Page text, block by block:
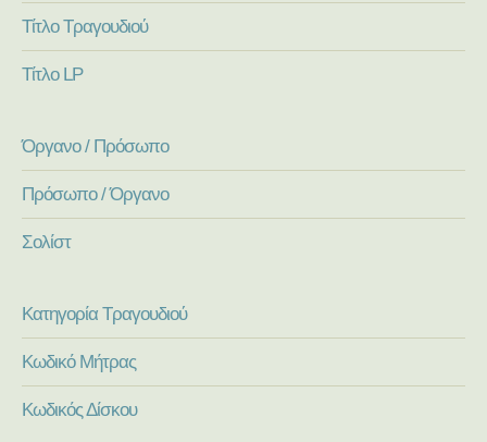
Τίτλο Τραγουδιού
Τίτλο LP
Όργανο / Πρόσωπο
Πρόσωπο / Όργανο
Σολίστ
Κατηγορία Τραγουδιού
Κωδικό Μήτρας
Κωδικός Δίσκου